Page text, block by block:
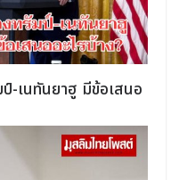
-เนทันยาฮู มีข้อเสนอ